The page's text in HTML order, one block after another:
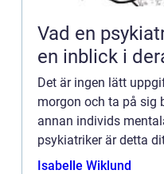
Vad en
en inblick i
Det är ingen lätt
morgon och ta på sig
annan individs
psykiatriker är detta
att stödja andra i att
Isabelle Wiklund